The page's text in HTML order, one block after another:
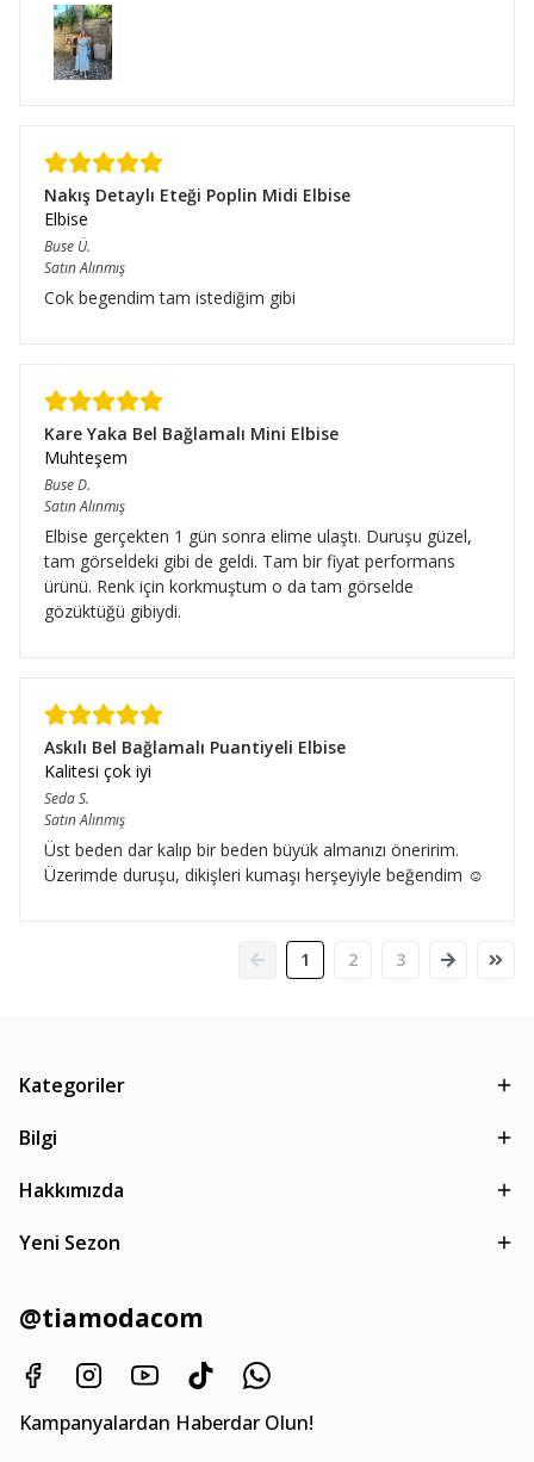
Nakış Detaylı Eteği Poplin Midi Elbise
Elbise
Buse Ü.
Satın Alınmış
Cok begendim tam istediğim gibi
Kare Yaka Bel Bağlamalı Mini Elbise
Muhteşem
BuseD.
Satın Alınmış
Elbise gerçekten 1 gün sonra elime ulaştı. Duruşu güzel,
tam görseldeki gibi de geldi. Tam bir fiyat performans
ürünü. Renk için korkmuştum o da tam görselde
gözüktüğü gibiydi.
Askılı Bel Bağlamalı Puantiyeli Elbise
Kalitesi çok iyi
SedaS.
Satın Alınmış
Üst beden dar kalıp bir beden büyük almanızı öneririm.
Üzerimde duruşu, dikişleri kumaşı herşeyiyle beğendim ☺️
1 2 3
Kategoriler
Bilgi
Hakkımızda
Yeni Sezon
@tiamodacom
Kampanyalardan Haberdar Olun!